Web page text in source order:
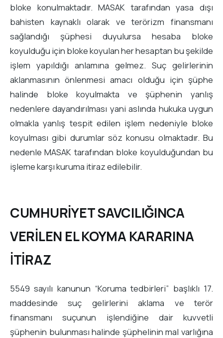
bloke konulmaktadır. MASAK tarafından yasa dışı
bahisten kaynaklı olarak ve terörizm finansmanı
sağlandığı şüphesi duyulursa hesaba bloke
koyulduğu için bloke koyulan her hesaptan bu şekilde
işlem yapıldığı anlamına gelmez. Suç gelirlerinin
aklanmasının önlenmesi amacı olduğu için şüphe
halinde bloke koyulmakta ve şüphenin yanlış
nedenlere dayandırılması yani aslında hukuka uygun
olmakla yanlış tespit edilen işlem nedeniyle bloke
koyulması gibi durumlar söz konusu olmaktadır. Bu
nedenle MASAK tarafından bloke koyulduğundan bu
işleme karşı kuruma itiraz edilebilir.
CUMHURİYET SAVCILIĞINCA
VERİLEN EL KOYMA KARARINA
İTİRAZ
5549 sayılı kanunun “Koruma tedbirleri” başlıklı 17.
maddesinde suç gelirlerini aklama ve terör
finansmanı suçunun işlendiğine dair kuvvetli
şüphenin bulunması halinde şüphelinin mal varlığına